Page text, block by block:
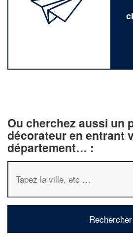
Ou cherchez aussi un
décorateur en entrant
département… :